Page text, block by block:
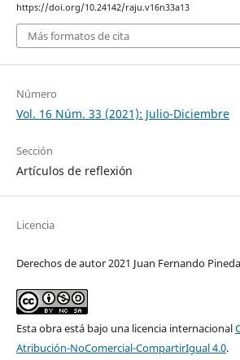
https://doi.org/10.24142/raju.v16n33a13
Más formatos de cita
Número
Vol. 16 Núm. 33 (2021): Julio-Diciembre
Sección
Artículos de reflexión
Licencia
Derechos de autor 2021 Juan Fernando
Esta obra está bajo una licencia internacional
Atribución-NoComercial-CompartirIgual 4.0.